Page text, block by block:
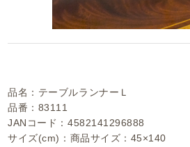
品名：テーブルランナーＬ
品番：83111
JANコード：4582141296888
サイズ(cm)：商品サイズ：45×140